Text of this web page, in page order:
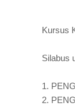
Kursus
Silabus
1.
2.